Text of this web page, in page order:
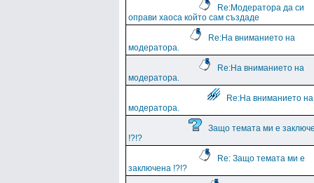
Re:Модератора да си
оправи хаоса който сам създаде
Re:На вниманието на
модератора.
Re:На вниманието на
модератора.
Re:На вниманието на
модератора.
Защо темата ми е
!?!?
Re: Защо темата ми е
заключена !?!?